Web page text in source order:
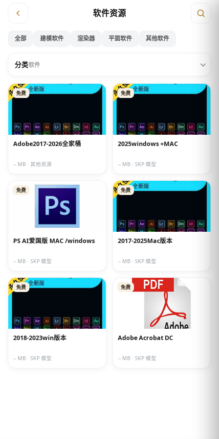
软件资源
全部 建模软件 渲染器 平面软件 其他软件
分类软件
免费
Adobe2017-2026全家桶
-- MB · 其他资源
免费
2025windows +MAC
-- MB · SKP 模型
免费
PS AI爱国版 MAC /windows
-- MB · SKP 模型
免费
2017-2025Mac版本
-- MB · SKP 模型
免费
2018-2023win版本
-- MB · SKP 模型
免费
Adobe Acrobat DC
-- MB · SKP 模型